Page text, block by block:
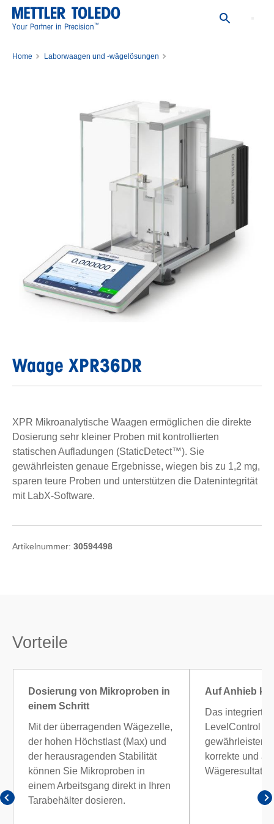
Your Partner in Precision™
Home
Laborwaagen und -wägelösungen
Waage XPR36DR
XPR Mikroanalytische Waagen ermöglichen die direkte
Dosierung sehr kleiner Proben mit kontrollierten
statischen Aufladungen (StaticDetect™). Sie
gewährleisten genaue Ergebnisse, wiegen bis zu 1,2 mg,
sparen teure Proben und unterstützen die Datenintegrität
mit LabX-Software.
Artikelnummer: 30594498
Vorteile
Dosierung von Mikroproben in
einem Schritt
Mit der überragenden Wägezelle,
der hohen Höchstlast (Max) und
der herausragenden Stabilität
können Sie Mikroproben in
einem Arbeitsgang direkt in Ihren
Tarabehälter dosieren.
Auf Anhieb
Das integrierte
LevelControl
gewährleisten
korrekte und
Wägeresultate.